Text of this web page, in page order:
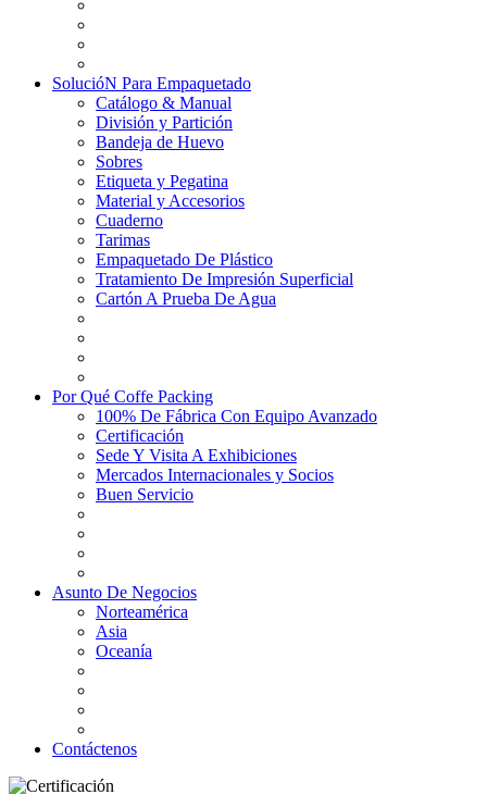
SolucióN Para Empaquetado
Catálogo & Manual
División y Partición
Bandeja de Huevo
Sobres
Etiqueta y Pegatina
Material y Accesorios
Cuaderno
Tarimas
Empaquetado De Plástico
Tratamiento De Impresión Superficial
Cartón A Prueba De Agua
Por Qué Coffe Packing
100% De Fábrica Con Equipo Avanzado
Certificación
Sede Y Visita A Exhibiciones
Mercados Internacionales y Socios
Buen Servicio
Asunto De Negocios
Norteamérica
Asia
Oceanía
Contáctenos